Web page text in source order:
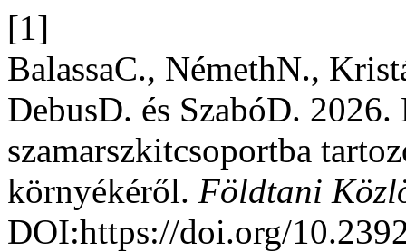
[1]
BalassaC., NémethN.,
DebusD. és SzabóD.
szamarszkitcsoportba
környékéről. Földtani
DOI:https://doi.org/